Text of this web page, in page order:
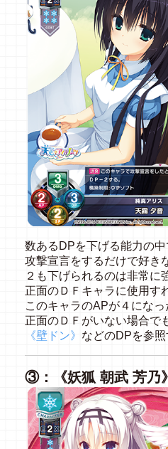
数あるDPを下げる能力の中
攻撃宣言をするだけで好き
２も下げられるのは非常に
正面のＤＦキャラに使用す
このキャラのAPが４になっ
正面のＤＦがいない場合で
《壁ドン》 などのDPを参
③：《妖狐 朝武 芳乃》